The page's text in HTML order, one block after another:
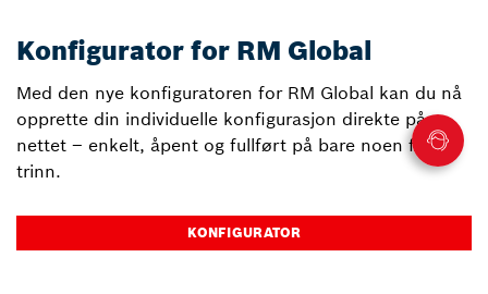
Konfigurator for RM Global
Med den nye konfiguratoren for RM Global kan du nå
opprette din individuelle konfigurasjon direkte på
nettet – enkelt, åpent og fullført på bare noen få
trinn.
KONFIGURATOR